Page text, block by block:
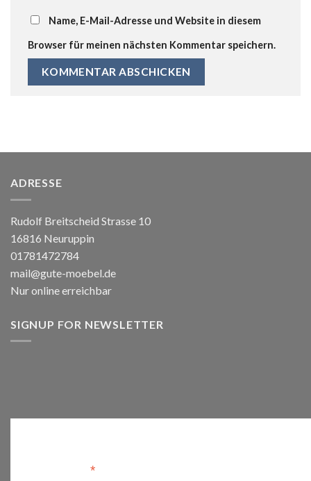
Name, E-Mail-Adresse und Website in diesem
Browser für meinen nächsten Kommentar speichern.
ADRESSE
Rudolf Breitscheid Strasse 10
16816 Neuruppin
01781472784
mail@gute-moebel.de
Nur online erreichbar
SIGNUP FOR NEWSLETTER
*